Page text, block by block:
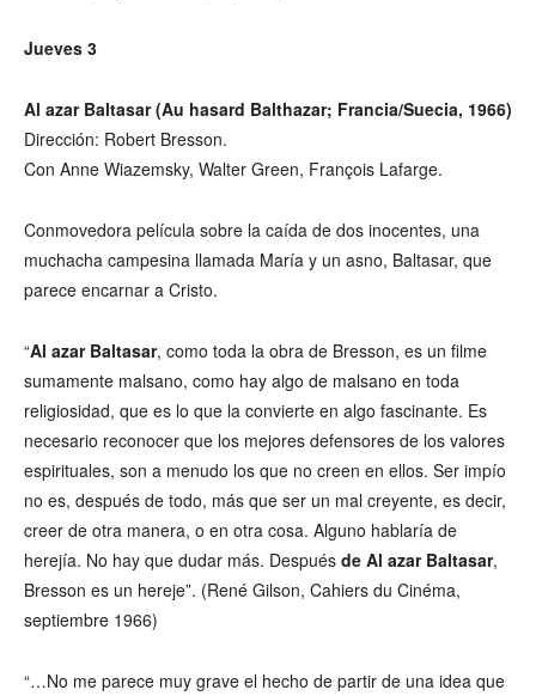
Jueves 3
Al azar Baltasar (Au hasard Balthazar; Francia/Suecia, 1966)
Dirección: Robert Bresson.
Con Anne Wiazemsky, Walter Green, François Lafarge.
Conmovedora película sobre la caída de dos inocentes, una
muchacha campesina llamada María y un asno, Baltasar, que
parece encarnar a Cristo.
“Al azar Baltasar, como toda la obra de Bresson, es un filme
sumamente malsano, como hay algo de malsano en toda
religiosidad, que es lo que la convierte en algo fascinante. Es
necesario reconocer que los mejores defensores de los valores
espirituales, son a menudo los que no creen en ellos. Ser impío
no es, después de todo, más que ser un mal creyente, es decir,
creer de otra manera, o en otra cosa. Alguno hablaría de
herejía. No hay que dudar más. Después de Al azar Baltasar,
Bresson es un hereje”. (René Gilson, Cahiers du Cinéma,
septiembre 1966)
“…No me parece muy grave el hecho de partir de una idea que